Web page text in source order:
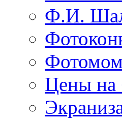
Ф.И.
Цены на